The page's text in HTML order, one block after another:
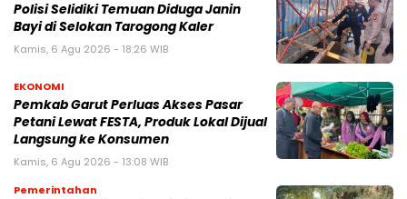
Polisi Selidiki Temuan Diduga Janin
Bayi di Selokan Tarogong Kaler
Kamis, 6 Agu 2026 - 18:26 WIB
EKONOMI
Pemkab Garut Perluas Akses Pasar
Petani Lewat FESTA, Produk Lokal Dijual
Langsung ke Konsumen
Kamis, 6 Agu 2026 - 13:08 WIB
Pemerintahan